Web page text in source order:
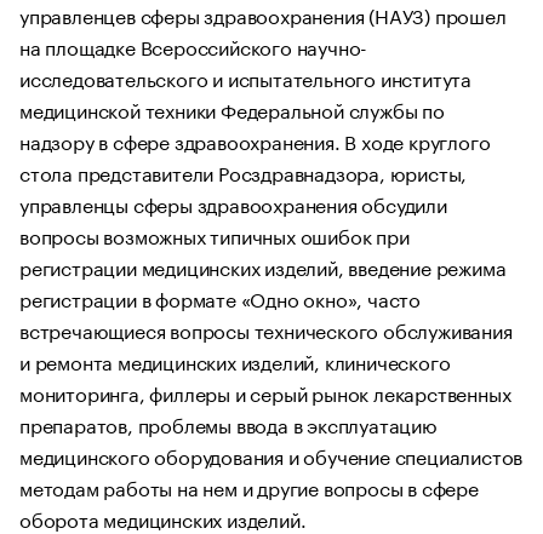
управленцев сферы здравоохранения (НАУЗ) прошел
на площадке Всероссийского научно-
исследовательского и испытательного института
медицинской техники Федеральной службы по
надзору в сфере здравоохранения. В ходе круглого
стола представители Росздравнадзора, юристы,
управленцы сферы здравоохранения обсудили
вопросы возможных типичных ошибок при
регистрации медицинских изделий, введение режима
регистрации в формате «Одно окно», часто
встречающиеся вопросы технического обслуживания
и ремонта медицинских изделий, клинического
мониторинга, филлеры и серый рынок лекарственных
препаратов, проблемы ввода в эксплуатацию
медицинского оборудования и обучение специалистов
методам работы на нем и другие вопросы в сфере
оборота медицинских изделий.